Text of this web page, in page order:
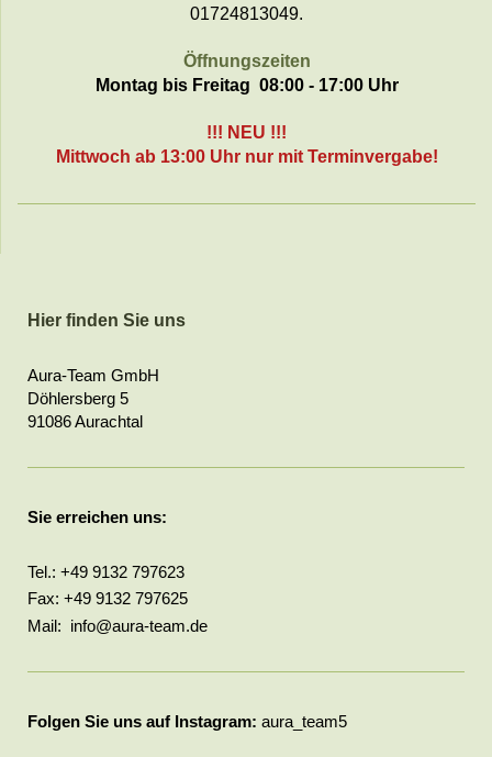
01724813049.
Öffnungszeiten
Montag bis Freitag 08:00 - 17:00 Uhr
!!! NEU !!!
Mittwoch ab 13:00 Uhr nur mit Terminvergabe!
Hier finden Sie uns
Aura-Team GmbH
Döhlersberg 5
91086 Aurachtal
Sie erreichen uns:
Tel.: +49 9132 797623
Fax: +49 9132 797625
Mail: info@aura-team.de
Folgen Sie uns auf Instagram: aura_team5